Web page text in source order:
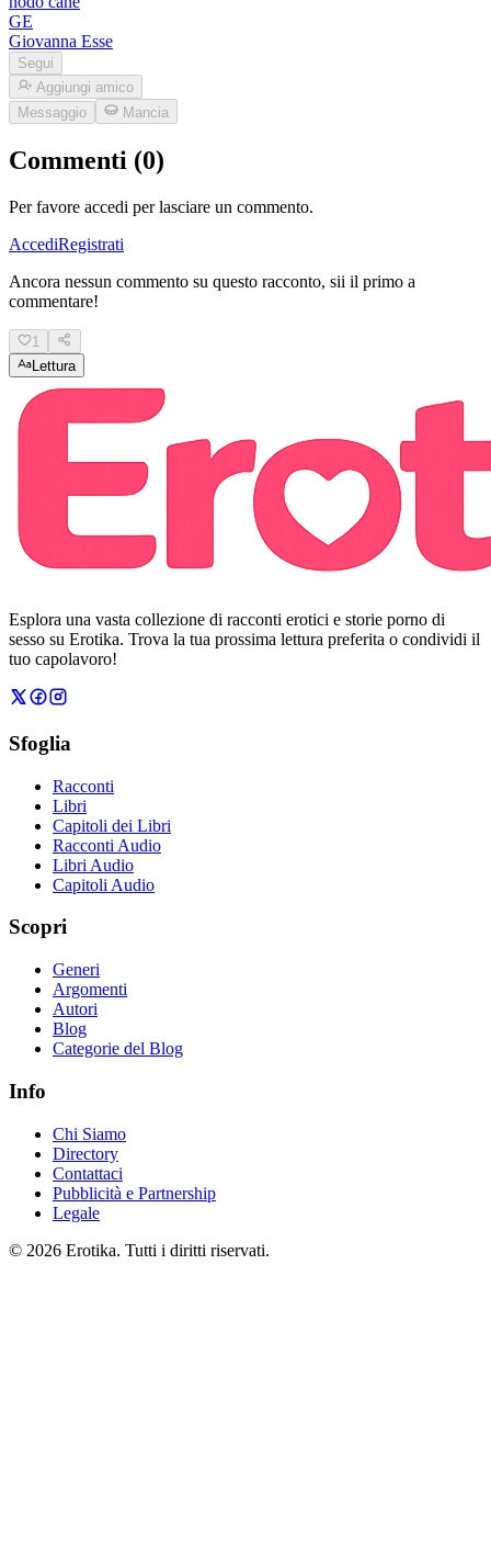
GE
Giovanna Esse
Segui
Aggiungi amico
Messaggio
Mancia
Commenti (0)
Per favore accedi per lasciare un commento.
AccediRegistrati
Ancora nessun commento su questo racconto, sii il primo a
commentare!
1
Lettura
Esplora una vasta collezione di racconti erotici e storie porno di
sesso su Erotika. Trova la tua prossima lettura preferita o condividi il
tuo capolavoro!
Sfoglia
Racconti
Libri
Capitoli dei Libri
Racconti Audio
Libri Audio
Capitoli Audio
Scopri
Generi
Argomenti
Autori
Blog
Categorie del Blog
Info
Chi Siamo
Directory
Contattaci
Pubblicità e Partnership
Legale
© 2026 Erotika. Tutti i diritti riservati.